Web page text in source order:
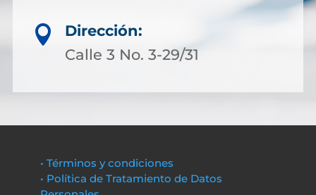

Dirección:
Calle 3 No. 3-29/31
• Términos y condiciones
• Política de Tratamiento de Datos